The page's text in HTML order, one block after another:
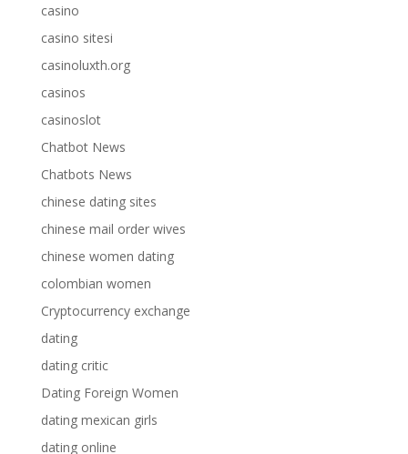
casino
casino sitesi
casinoluxth.org
casinos
casinoslot
Chatbot News
Chatbots News
chinese dating sites
chinese mail order wives
chinese women dating
colombian women
Cryptocurrency exchange
dating
dating critic
Dating Foreign Women
dating mexican girls
dating online